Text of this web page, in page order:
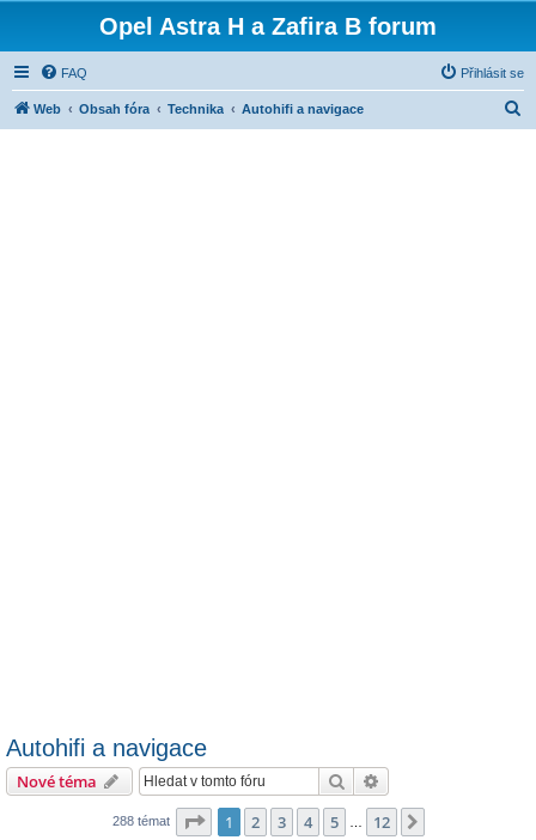
Opel Astra H a Zafira B forum
FAQ Přihlásit se
Web Obsah fóra Technika Autohifi a navigace
Autohifi a navigace
Nové téma Hledat
288 témat Stránka z 12
1 2 3 4 5 12